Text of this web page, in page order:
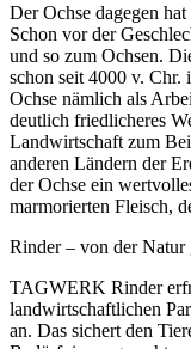
Der Ochse dagegen
Schon vor der
und so zum Ochsen.
schon seit 4000 v.
Ochse nämlich als
deutlich friedlicheres
Landwirtschaft zum
anderen Ländern der
der Ochse ein
marmorierten Fleisch,
Rinder – von der Natur
TAGWERK Rinder
landwirtschaftlichen
an. Das sichert den